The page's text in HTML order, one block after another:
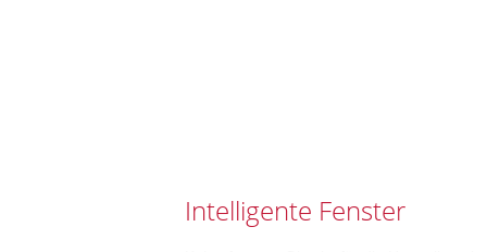
Intelligente Fenster